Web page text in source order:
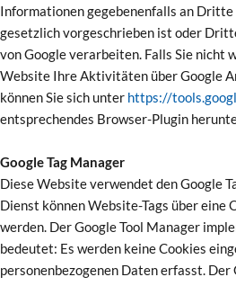
Informationen gegebenenfalls an
gesetzlich vorgeschrieben ist oder
von Google verarbeiten. Falls Sie nicht
Website Ihre Aktivitäten über Google
können Sie sich unter https://
entsprechendes Browser-Plugin
Google Tag Manager
Diese Website verwendet den Google
Dienst können Website-Tags über eine
werden. Der Google Tool Manager
bedeutet: Es werden keine Cookies
personenbezogenen Daten erfasst. Der